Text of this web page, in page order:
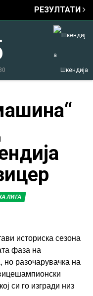
РЕЗУЛТАТИ
Шкендија
ЛИГА
историска сезона
фаза на
разочарувачка на
си го изгради низ